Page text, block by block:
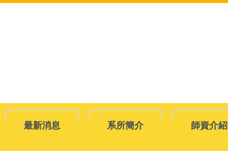
最新消息 系所簡介 師資介紹